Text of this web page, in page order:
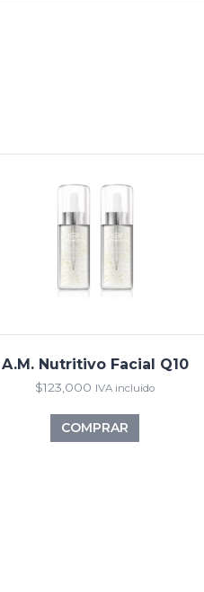
A.M. Nutritivo Facial Q10
$123,000 IVA incluido
COMPRAR